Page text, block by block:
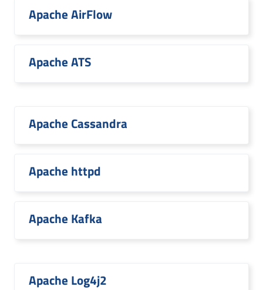
Apache AirFlow
Apache ATS
Apache Cassandra
Apache httpd
Apache Kafka
Apache Log4j2